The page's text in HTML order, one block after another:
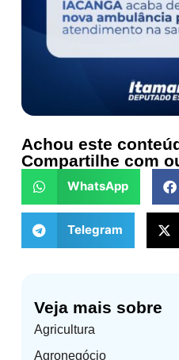
Veja mais sobre
Agricultura
Agronegócio
Achou este
Compartilhe com
WhatsApp
Telegram